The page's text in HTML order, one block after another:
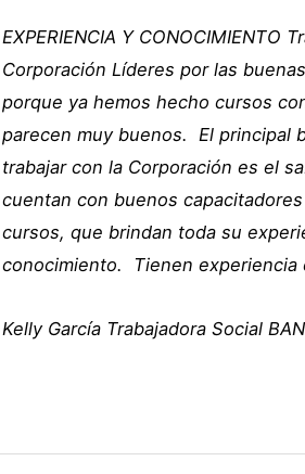
EXPERIENCIA Y CONOCIMIENTO
Corporación Líderes por las
porque ya hemos hecho cursos
parecen muy buenos. El principal
trabajar con la Corporación es el
cuentan con buenos
cursos, que brindan toda su
conocimiento. Tienen
Kelly García Trabajadora Social